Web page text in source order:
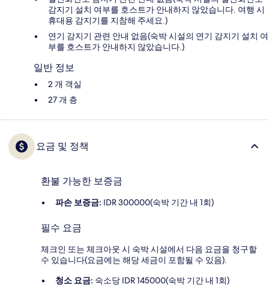
감지기 설치 여부를 호스트가 안내하지 않았습니다. 여행 시
휴대용 감지기를 지참해 주세요.)
연기 감지기 관련 안내 없음(숙박 시설의 연기 감지기 설치 여
부를 호스트가 안내하지 않았습니다.)
일반 정보
2 개 객실
27 개 층
요금 및 정책
환불 가능한 보증금
파손 보증금: IDR 300000(숙박 기간 내 1회)
필수 요금
체크인 또는 체크아웃 시 숙박 시설에서 다음 요금을 청구할
수 있습니다(요금에는 해당 세금이 포함될 수 있음).
청소 요금: 숙소당 IDR 145000(숙박 기간 내 1회)